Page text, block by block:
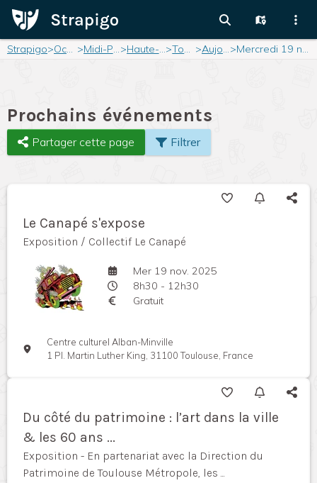
Strapigo> Occitanie > Midi-Pyrénées> Haute-Garonne> Toulouse > Aujourd'hui> Mercredi 19 novembre 2025
Prochains événements
Partager cette page Filtrer
Le Canapé s'expose
Exposition / Collectif Le Canapé
Mer 19 nov. 2025
8h30 - 12h30
Gratuit
Centre culturel Alban-Minville
1 Pl. Martin Luther King, 31100 Toulouse, France
Du côté du patrimoine : l’art dans la ville
& les 60 ans ...
Exposition - En partenariat avec la Direction du
Patrimoine de Toulouse Métropole, les ...